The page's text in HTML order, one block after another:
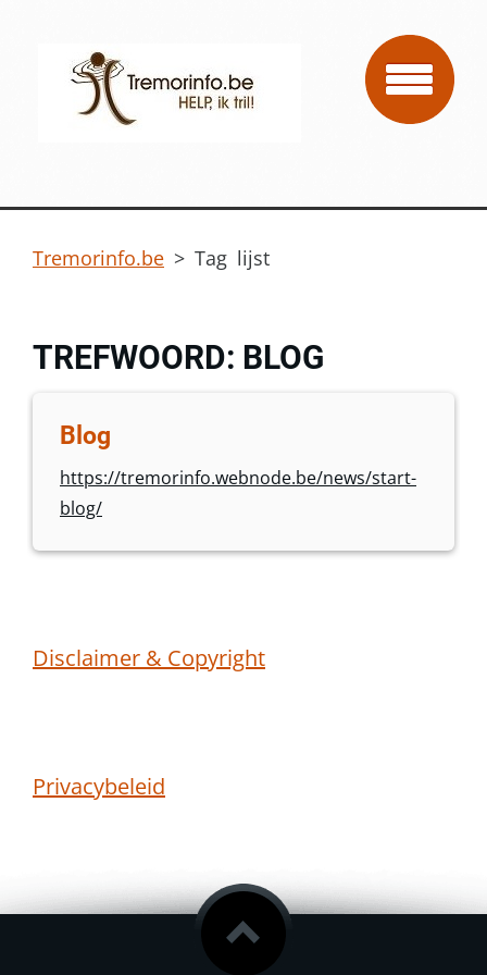
Tremorinfo.be > Tag lijst
TREFWOORD: BLOG
Blog
https://tremorinfo.webnode.be/news/start-
blog/
Disclaimer & Copyright
Privacybeleid